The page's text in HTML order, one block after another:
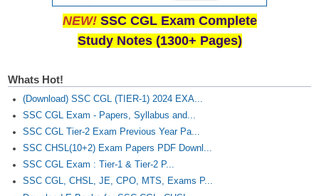
NEW! SSC CGL Exam Complete
Study Notes (1300+ Pages)
Whats Hot!
(Download) SSC CGL (TIER-1) 2024 EXA...
SSC CGL Exam - Papers, Syllabus and...
SSC CGL Tier-2 Exam Previous Year Pa...
SSC CHSL(10+2) Exam Papers PDF Downl...
SSC CGL Exam : Tier-1 & Tier-2 P...
SSC CGL, CHSL, JE, CPO, MTS, Exams P...